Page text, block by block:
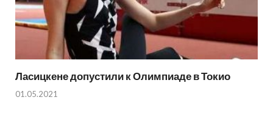
Ласицкене допустили к Олимпиаде в Токио
01.05.2021